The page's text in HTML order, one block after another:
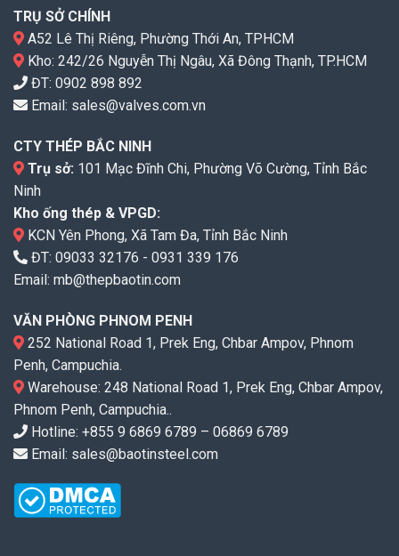
TRỤ SỞ CHÍNH
A52 Lê Thị Riêng, Phường Thới An, TPHCM
Kho: 242/26 Nguyễn Thị Ngâu, Xã Đông Thạnh, TP.HCM
ĐT: 0902 898 892
Email: sales@valves.com.vn
CTY THÉP BẮC NINH
Trụ sở: 101 Mạc Đĩnh Chi, Phường Võ Cường, Tỉnh Bắc
Ninh
Kho ống thép & VPGD:
KCN Yên Phong, Xã Tam Đa, Tỉnh Bắc Ninh
ĐT: 09033 32176 - 0931 339 176
Email: mb@thepbaotin.com
VĂN PHÒNG PHNOM PENH
252 National Road 1, Prek Eng, Chbar Ampov, Phnom
Penh, Campuchia.
Warehouse: 248 National Road 1, Prek Eng, Chbar Ampov,
Phnom Penh, Campuchia..
Hotline: +855 9 6869 6789 – 06869 6789
Email: sales@baotinsteel.com